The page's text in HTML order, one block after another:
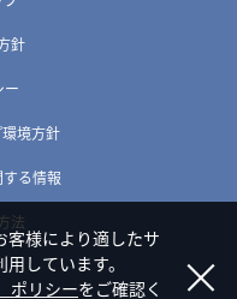
針
ー
境方針
る情報
法
客様により適したサ
しています。
ポリシーをご確認く